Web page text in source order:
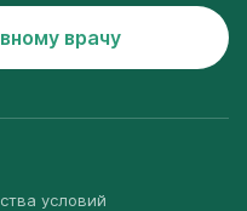
врачу
условий